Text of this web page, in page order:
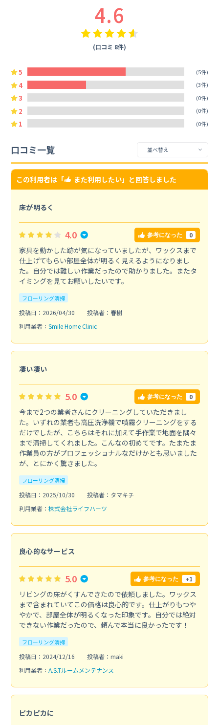
4.6
(口コミ 8件)
5 (5件)
4 (3件)
3 (0件)
2 (0件)
1 (0件)
口コミ一覧
この利用者は「 また利用したい」と回答しました
床が明るく
4.0 参考になった 0
家具を動かした跡が気になっていましたが、ワックスまで
仕上げてもらい部屋全体が明るく見えるようになりまし
た。自分では難しい作業だったので助かりました。またタ
イミングを見てお願いしたいです。
フローリング清掃
投稿日：2026/04/30
投稿者：春樹
利用業者： Smile Home Clinic
凄い凄い
5.0 参考になった 0
今まで2つの業者さんにクリーニングしていただきまし
た。いずれの業者も高圧洗浄機で噴霧クリーニングをする
だけでしたが、こちらはそれに加えて手作業で地面を隅々
まで清掃してくれました。こんなの初めてです。たまたま
作業員の方がプロフェッショナルなだけかとも思いました
が、とにかく驚きました。
フローリング清掃
投稿日：2025/10/30
投稿者：タマキチ
利用業者： 株式会社ライフハーツ
良心的なサービス
5.0 参考になった +1
リビングの床がくすんできたので依頼しました。ワックス
まで含まれていてこの価格は良心的です。仕上がりもつや
やかで、部屋全体が明るくなった印象です。自分では絶対
できない作業だったので、頼んで本当に良かったです！
フローリング清掃
投稿日：2024/12/16
投稿者：maki
利用業者： A.S.Tルームメンテナンス
ピカピカに